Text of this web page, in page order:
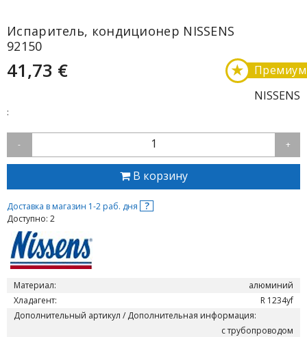
Испаритель, кондиционер NISSENS
92150
41,73 € Премиум
★
NISSENS
:
- 1 +
В корзину
Доставка в магазин 1-2 раб. дня ?
Доступно: 2
Материал:
алюминий
Хладагент:
R 1234yf
Дополнительный артикул / Дополнительная информация:
с трубопроводом